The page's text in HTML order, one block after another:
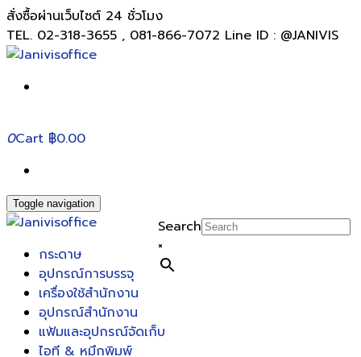
สั่งซื้อผ่านเว็บไซต์ 24 ชั่วโมง
TEL. 02-318-3655 , 081-866-7072 Line ID : @JANIVIS
0Cart ฿0.00
Toggle navigation
Search
×
กระดาษ
อุปกรณ์การบรรจุ
เครื่องใช้สำนักงาน
อุปกรณ์สำนักงาน
แฟ้มและอุปกรณ์จัดเก็บ
ไอที & หมึกพิมพ์